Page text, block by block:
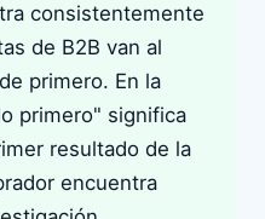
consistentemente
de B2B van al
primero. En la
primero" significa
resultado de la
encuentra